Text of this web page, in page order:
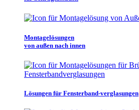
Montagelösungen
von außen nach innen
Lösungen für Fensterband-verglasungen